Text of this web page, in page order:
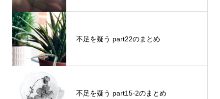
不足を疑う part22のまとめ
不足を疑う part15-2のまとめ